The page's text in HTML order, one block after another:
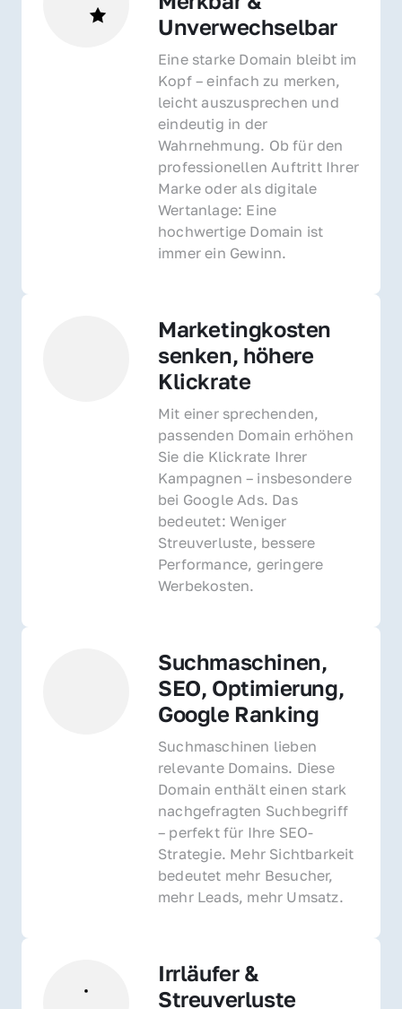
Unverwechselbar
Eine starke Domain bleibt im
Kopf – einfach zu merken,
leicht auszusprechen und
eindeutig in der
Wahrnehmung. Ob für den
professionellen Auftritt Ihrer
Marke oder als digitale
Wertanlage: Eine
hochwertige Domain ist
immer ein Gewinn.
Marketingkosten
senken, höhere
Klickrate
Mit einer sprechenden,
passenden Domain erhöhen
Sie die Klickrate Ihrer
Kampagnen – insbesondere
bei Google Ads. Das
bedeutet: Weniger
Streuverluste, bessere
Performance, geringere
Werbekosten.
Suchmaschinen,
SEO, Optimierung,
Google Ranking
Suchmaschinen lieben
relevante Domains. Diese
Domain enthält einen stark
nachgefragten Suchbegriff
– perfekt für Ihre SEO-
Strategie. Mehr Sichtbarkeit
bedeutet mehr Besucher,
mehr Leads, mehr Umsatz.
Irrläufer &
Streuverluste